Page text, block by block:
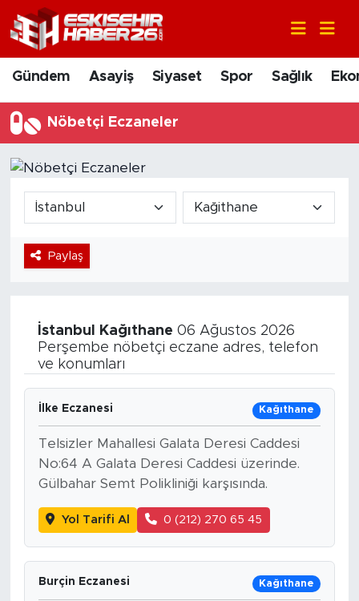
Gündem Asayiş Siyaset Spor Sağlık
Nöbetçi Eczaneler
Paylaş
İstanbul Kağıthane 06 Ağustos 2026
Perşembe nöbetçi eczane adres, telefon
ve konumları
İlke Eczanesi Kağıthane
Telsizler Mahallesi Galata Deresi Caddesi
No:64 A Galata Deresi Caddesi üzerinde.
Gülbahar Semt Polikliniği karşısında.
Yol Tarifi Al 0 (212) 270 65 45
Burçin Eczanesi Kağıthane
Gündem
Asayiş
Siyaset
Sağlık
Ekonomi
Sanat
Bölge
Teknoloji
Magazin
Dünya
Sektör
Nöbetçi Eczaneler
Hava Durumu
Trafik Durumu
Tüm Manşetler
Son Dakika Haberleri